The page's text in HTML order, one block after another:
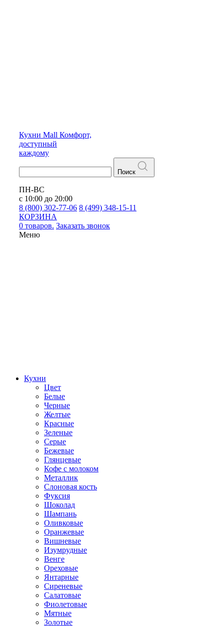
Кухни Mall Комфорт,
доступный
каждому
Поиск
ПН-ВС
с 10:00 до 20:00
8 (800) 302-77-06 8 (499) 348-15-11
КОРЗИНА
0 товаров. Заказать звонок
Меню
Кухни
Цвет
Белые
Черные
Желтые
Красные
Зеленые
Серые
Бежевые
Глянцевые
Кофе с молоком
Металлик
Слоновая кость
Фуксия
Шоколад
Шампань
Оливковые
Оранжевые
Вишневые
Изумрудные
Венге
Ореховые
Янтарные
Сиреневые
Салатовые
Фиолетовые
Мятные
Золотые